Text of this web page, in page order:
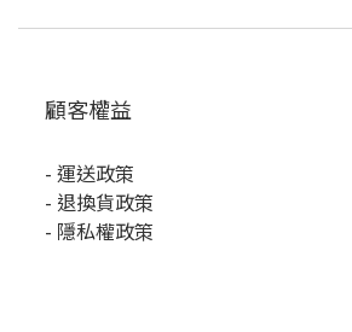
🦋宇ᴴᵁ × 【EM STUDIO】 @emstudiotw
他們家的客製化系列款式非常多樣🔥
可以選擇文字、數字、符號、圖案
部分飾品還能刻製自己的手繪圖～
製作成專屬你獨一無二的飾品✨
顧客權益
- 運送政策
- 退換貨政策
- 隱私權政策